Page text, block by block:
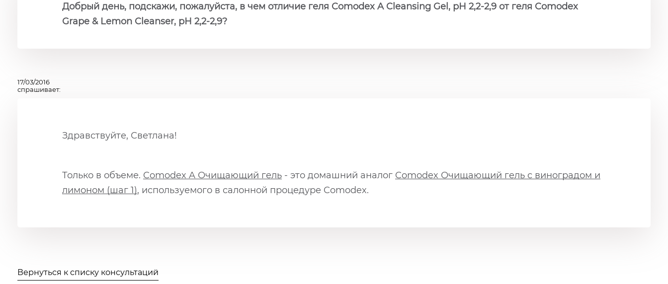
Добрый день, подскажи, пожалуйста, в чем отличие геля Comodex A Cleansing Gel, рН 2,2-2,9 от геля Comodex
Grape & Lemon Cleanser, рН 2,2-2,9?
17/03/2016
спрашивает:
Здравствуйте, Светлана!
Только в объеме. Comodex A Очищающий гель - это домашний аналог Comodex Очищающий гель с виноградом и
лимоном (шаг 1), используемого в салонной процедуре Comodex.
Вернуться к списку консультаций